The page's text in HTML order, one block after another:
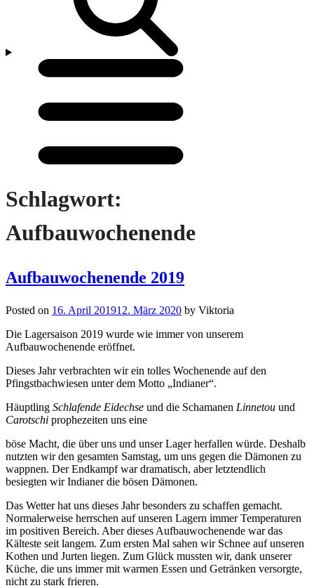
Schlagwort:
Aufbauwochenende
Aufbauwochenende 2019
Posted on 16. April 201912. März 2020 by Viktoria
Die Lagersaison 2019 wurde wie immer von unserem
Aufbauwochenende eröffnet.
Dieses Jahr verbrachten wir ein tolles Wochenende auf den
Pfingstbachwiesen unter dem Motto „Indianer“.
Häuptling Schlafende Eidechse und die Schamanen Linnetou und
Carotschi prophezeiten uns eine
böse Macht, die über uns und unser Lager herfallen würde. Deshalb
nutzten wir den gesamten Samstag, um uns gegen die Dämonen zu
wappnen. Der Endkampf war dramatisch, aber letztendlich
besiegten wir Indianer die bösen Dämonen.
Das Wetter hat uns dieses Jahr besonders zu schaffen gemacht.
Normalerweise herrschen auf unseren Lagern immer Temperaturen
im positiven Bereich. Aber dieses Aufbauwochenende war das
Kälteste seit langem. Zum ersten Mal sahen wir Schnee auf unseren
Kothen und Jurten liegen. Zum Glück mussten wir, dank unserer
Küche, die uns immer mit warmen Essen und Getränken versorgte,
nicht zu stark frieren.